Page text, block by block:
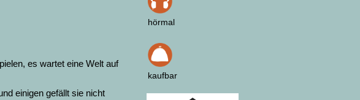
es wartet eine Welt auf
einigen gefällt sie nicht
hörmal
kaufbar